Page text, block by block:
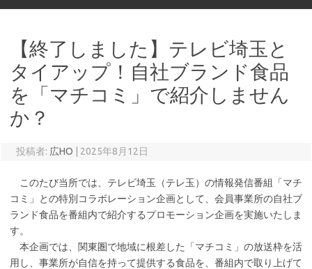
【終了しました】テレビ埼玉と
タイアップ！自社ブランド食品
を「マチコミ」で紹介しません
か？
投稿者: 広HO 2025年8月12日
このたび当所では、テレビ埼玉（テレ玉）の情報発信番組「マチ
コミ」との特別コラボレーション企画として、会員事業所の自社ブ
ランド食品を番組内で紹介するプロモーション企画を実施いたしま
す。
本企画では、関東圏で地域に根差した「マチコミ」の放送枠を活
用し、事業所が自信を持って提供する食品を、番組内で取り上げて